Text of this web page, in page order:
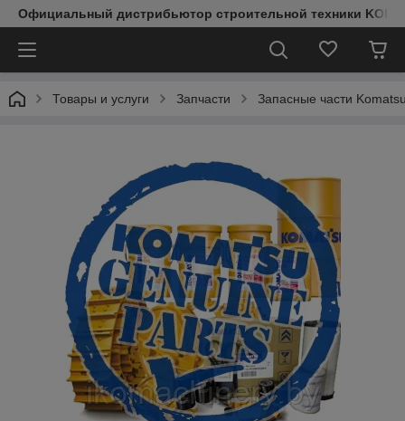
Официальный дистрибьютор строительной техники
Товары и услуги Запчасти Запасные части